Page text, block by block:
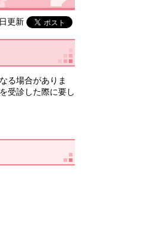
更新
る場合がありま
受診した際に要し